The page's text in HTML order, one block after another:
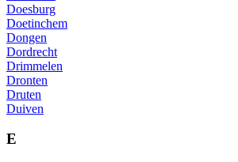
Doesburg
Doetinchem
Dongen
Dordrecht
Drimmelen
Dronten
Druten
Duiven
E